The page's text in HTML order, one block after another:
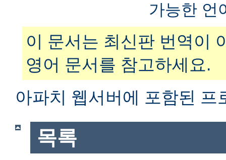
가능한 언
이 문서는 최신판 번역이
영어 문서를 참고하세요.
아파치 웹서버에 포함된 프
목록